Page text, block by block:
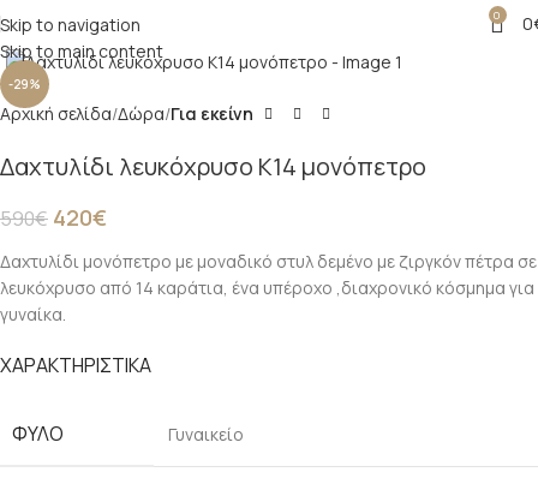
Skip to navigation
Skip to main content
0 0
-29%
Click to enlarge
Αρχική σελίδα Δώρα Για εκείνη
Δαχτυλίδι λευκόχρυσο Κ14 μονόπετρο
590€ 420€
Δαχτυλίδι μονόπετρο με μοναδικό στυλ δεμένο με ζιργκόν πέτρα σε
λευκόχρυσο από 14 καράτια, ένα υπέροχο ,διαχρονικό κόσμημα για
γυναίκα.
ΧΑΡΑΚΤΗΡΙΣΤΙΚΑ
ΦΎΛΟ Γυναικείο